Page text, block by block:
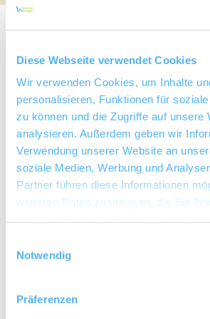
Diese Webseite verwendet Cookies
Wir verwenden Cookies, um Inhalte
personalisieren, Funktionen für
zu können und die Zugriffe auf unsere
analysieren. Außerdem geben wir
Verwendung unserer Website an
soziale Medien, Werbung und
Partner führen diese Informationen
weiteren Daten zusammen, die Sie
Notwendig
Präferenzen
Über uns
Kellermeister Dieter und
Rebfläche 20 Hektar
Fachhandel
Winzersekt
Dittelsheimer Weg 31 55234